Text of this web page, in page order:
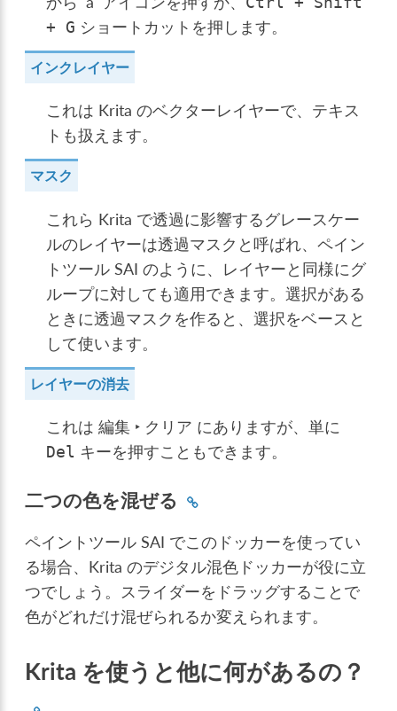
+
G ショートカットを押します。
インクレイヤー
これは Krita のベクターレイヤーで、テキス
トも扱えます。
マスク
これら Krita で透過に影響するグレースケー
ルのレイヤーは透過マスクと呼ばれ、ペイン
トツール SAI のように、レイヤーと同様にグ
ループに対しても適用できます。選択がある
ときに透過マスクを作ると、選択をベースと
して使います。
レイヤーの消去
これは編集 ‣ クリア にありますが、単に
Del キーを押すこともできます。
二つの色を混ぜる
ペイントツール SAI でこのドッカーを使ってい
る場合、Krita のデジタル混色ドッカーが役に立
つでしょう。スライダーをドラッグすることで
色がどれだけ混ぜられるか変えられます。
Krita を使うと他に何があるの？